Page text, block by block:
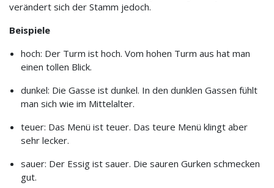
verändert sich der Stamm jedoch.
Beispiele
hoch: Der Turm ist hoch. Vom hohen Turm aus hat man
einen tollen Blick.
dunkel: Die Gasse ist dunkel. In den dunklen Gassen fühlt
man sich wie im Mittelalter.
teuer: Das Menü ist teuer. Das teure Menü klingt aber
sehr lecker.
sauer: Der Essig ist sauer. Die sauren Gurken schmecken
gut.